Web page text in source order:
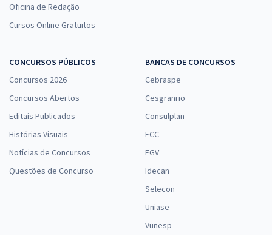
Oficina de Redação
Cursos Online Gratuitos
CONCURSOS PÚBLICOS
Concursos 2026
Concursos Abertos
Editais Publicados
Histórias Visuais
Notícias de Concursos
Questões de Concurso
BANCAS DE CONCURSOS
Cebraspe
Cesgranrio
Consulplan
FCC
FGV
Idecan
Selecon
Uniase
Vunesp